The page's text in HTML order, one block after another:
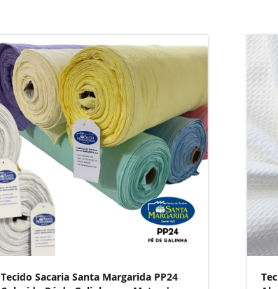
Tecido Sacaria Santa Margarida PP24